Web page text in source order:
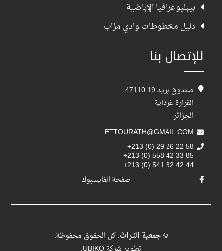
بيبليوغرافيا الإباضية
دليل مخطوطات وادي مزاب
للإتصال بنا
صندوق بريد 19 47110
القرارة غرداية
الجزائر
ETTOURATH@GMAIL.COM
+213 (0) 29 26 22 58
+213 (0) 558 42 33 85
+213 (0) 541 32 42 44
صفحة الفايسبوك
©جمعية التراث. كل الحقوق محفوظة.